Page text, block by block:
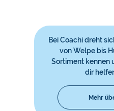
Bei Coachi dreht
von Welpe bis
Sortiment kennen
dir
Mehr